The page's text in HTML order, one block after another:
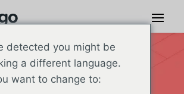
detected you might be
a different language.
want to change to: